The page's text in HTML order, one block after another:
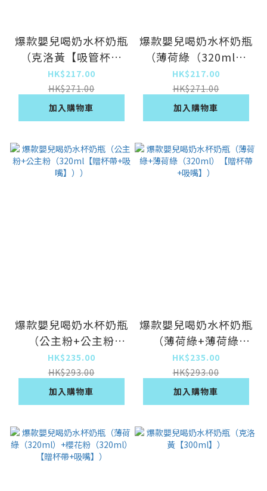
爆款嬰兒喝奶水杯奶瓶
（克洛黃【吸管杯】
300ml）
HK$217.00
HK$271.00
加入購物車
爆款嬰兒喝奶水杯奶瓶
（薄荷綠（320ml）
+薄荷綠（320ml）
【贈吸嘴】）
HK$217.00
HK$271.00
加入購物車
爆款嬰兒喝奶水杯奶瓶
（公主粉+公主粉
（320ml【贈杯帶+吸
嘴】））
HK$235.00
HK$293.00
加入購物車
爆款嬰兒喝奶水杯奶瓶
（薄荷綠+薄荷綠
（320ml）【贈杯帶
+吸嘴】）
HK$235.00
HK$293.00
加入購物車